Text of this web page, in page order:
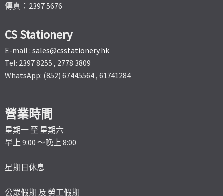
傳真：2397 5676
CS Stationery
E-mail : sales@csstationery.hk
Tel: 2397 8255 , 2778 3809
WhatsApp: (852) 67445564 , 61741284
營業時間
星期一 至 星期六
早上 9:00 ～晚上 8:00
星期日休息
公眾假期 及 勞工假期